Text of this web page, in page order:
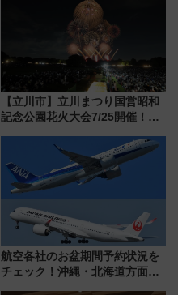
く！9月13日「京都の鉄道満喫
【立川市】立川まつり国営昭和
記念公園花火大会7/25開催！
混雑に要注意、その理由は
航空各社のお盆期間予約状況を
チェック！沖縄・北海道方面は